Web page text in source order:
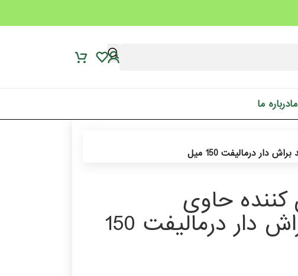
درباره ما
درمالیفت 150 میل
حاوی
ترانگزامیک اسید ترنکسید براش دار درمالیفت 150